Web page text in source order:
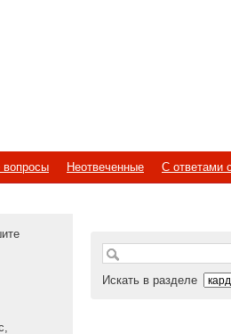
вопросы Неотвеченные С ответами
Искать в разделе